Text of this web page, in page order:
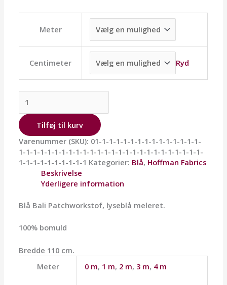
Meter
Centimeter Ryd
Tilføj til kurv
Varenummer (SKU): 01-1-1-1-1-1-1-1-1-1-1-1-1-1-1-
1-1-1-1-1-1-1-1-1-1-1-1-1-1-1-1-1-1-1-1-1-1-1-1-1-1-
1-1-1-1-1-1-1-1-1-1 Kategorier: Blå, Hoffman Fabrics
Beskrivelse
Yderligere information
Blå Bali Patchworkstof, lyseblå meleret.
100% bomuld
Bredde 110 cm.
Meter
0 m, 1 m, 2 m, 3 m, 4 m